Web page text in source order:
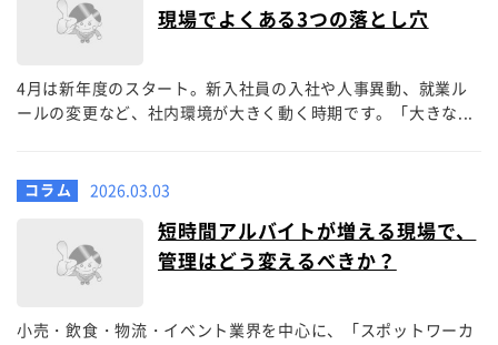
現場でよくある3つの落とし穴
4月は新年度のスタート。新入社員の入社や人事異動、就業ル
ールの変更など、社内環境が大きく動く時期です。「大きな...
コラム 2026.03.03
短時間アルバイトが増える現場で、
管理はどう変えるべきか？
小売・飲食・物流・イベント業界を中心に、「スポットワーカ